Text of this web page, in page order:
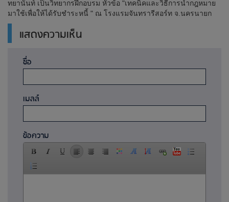
ทยานันท์ เป็นวิทยากรฝึกอบรม หัวข้อ "เทคนิคและวิธีการนำกฎหมาย
มาใช้เพื่อให้ได้รับชำระหนี้ " ณ โรงแรมจันทรารีสอร์ท จ.นครนายก
แสดงความเห็น
ชื่อ
เมลล์
ข้อความ